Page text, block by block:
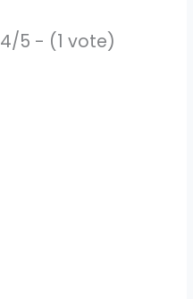
4/5 - (1 vote)